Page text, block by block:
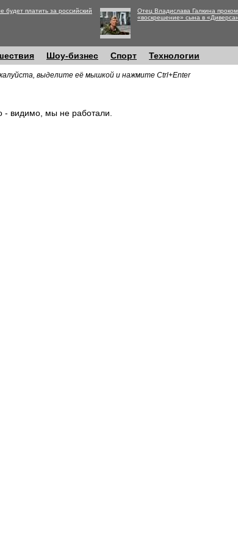
будет платить за российский
Отец Владислава Галкина
«воскрешение» сына в
Шоу-бизнес Спорт Технологии
выделите её мышкой и нажмите Ctrl+Enter
- видимо, мы не работали.